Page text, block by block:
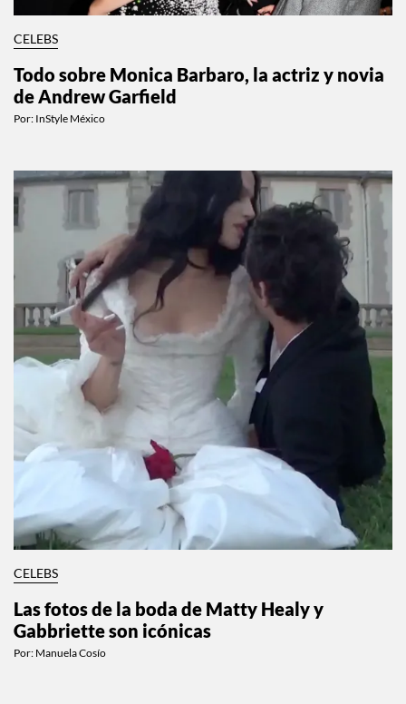
CELEBS
Todo sobre Monica Barbaro, la actriz y novia
de Andrew Garfield
Por: InStyle México
CELEBS
Las fotos de la boda de Matty Healy y
Gabbriette son icónicas
Por: Manuela Cosío